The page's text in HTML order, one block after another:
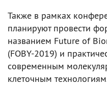
Также в рамках
планируют провести
названием Future of
(FOBY-2019) и
современным
клеточным